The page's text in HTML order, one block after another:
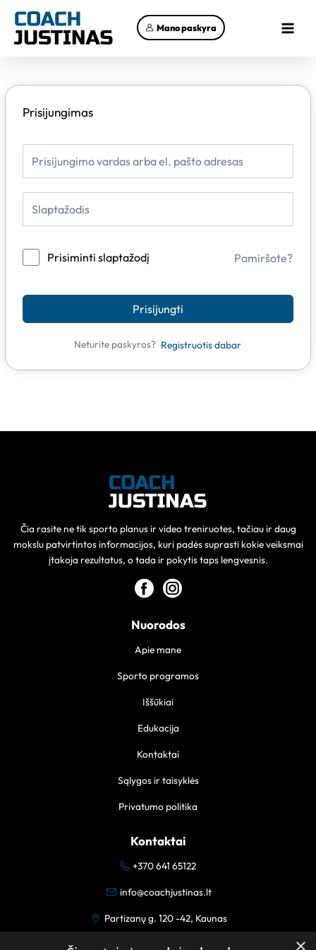
prie
turinio
Mano paskyra
Menu
Prisijungimas
Prisiminti slaptažodį Pamiršote?
Prisijungti
Neturite paskyros? Registruotis dabar
Čia rasite ne tik sporto planus ir video treniruotes, tačiau ir daug
mokslu patvirtintos informacijos, kuri padės suprasti kokie veiksmai
įtakoja rezultatus, o tada ir pokytis taps lengvesnis.
Nuorodos
Apie mane
Sporto programos
Iššūkiai
Edukacija
Kontaktai
Sąlygos ir taisyklės
Privatumo politika
Kontaktai
+370 641 65122
info@coachjustinas.lt
Partizanų g. 120 -42, Kaunas